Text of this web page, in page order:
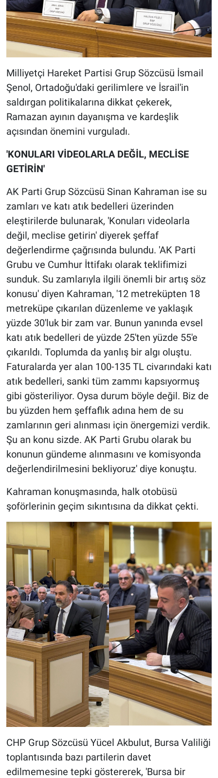
Milliyetçi Hareket Partisi Grup Sözcüsü İsmail
Şenol, Ortadoğu'daki gerilimlere ve İsrail'in
saldırgan politikalarına dikkat çekerek,
Ramazan ayının dayanışma ve kardeşlik
açısından önemini vurguladı.
'KONULARI VİDEOLARLA DEĞİL, MECLİSE
GETİRİN'
AK Parti Grup Sözcüsü Sinan Kahraman ise su
zamları ve katı atık bedelleri üzerinden
eleştirilerde bulunarak, 'Konuları videolarla
değil, meclise getirin' diyerek şeffaf
değerlendirme çağrısında bulundu. 'AK Parti
Grubu ve Cumhur İttifakı olarak teklifimizi
sunduk. Su zamlarıyla ilgili önemli bir artış söz
konusu' diyen Kahraman, '12 metreküpten 18
metreküpe çıkarılan düzenleme ve yaklaşık
yüzde 30'luk bir zam var. Bunun yanında evsel
katı atık bedelleri de yüzde 25'ten yüzde 55'e
çıkarıldı. Toplumda da yanlış bir algı oluştu.
Faturalarda yer alan 100-135 TL civarındaki katı
atık bedelleri, sanki tüm zammı kapsıyormuş
gibi gösteriliyor. Oysa durum böyle değil. Biz de
bu yüzden hem şeffaflık adına hem de su
zamlarının geri alınması için önergemizi verdik.
Şu an konu sizde. AK Parti Grubu olarak bu
konunun gündeme alınmasını ve komisyonda
değerlendirilmesini bekliyoruz' diye konuştu.
Kahraman konuşmasında, halk otobüsü
şoförlerinin geçim sıkıntısına da dikkat çekti.
CHP Grup Sözcüsü Yücel Akbulut, Bursa Valiliği
toplantısında bazı partilerin davet
edilmemesine tepki göstererek, 'Bursa bir